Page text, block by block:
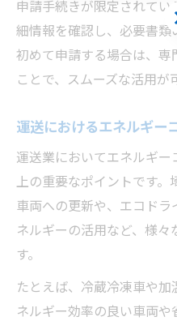
申請手続きが限定されて
細情報を確認し、必要書
初めて申請する場合は、
ことで、スムーズな活用が
運送におけるエネルギー
運送業においてエネルギ
上の重要なポイントです
車両への更新や、エコド
ネルギーの活用など、様
す。
たとえば、冷蔵冷凍車や
ネルギー効率の良い車両
お問い合